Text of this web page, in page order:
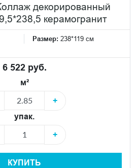
декорированный
керамогранит
Размер: 238*119 см
6 522 руб.
м²
+
упак.
+
КУПИТЬ